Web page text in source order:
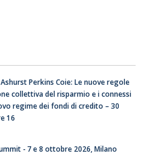
Perkins Coie: Le nuove regole
collettiva del risparmio e i connessi
regime dei fondi di credito – 30
16
- 7 e 8 ottobre 2026, Milano